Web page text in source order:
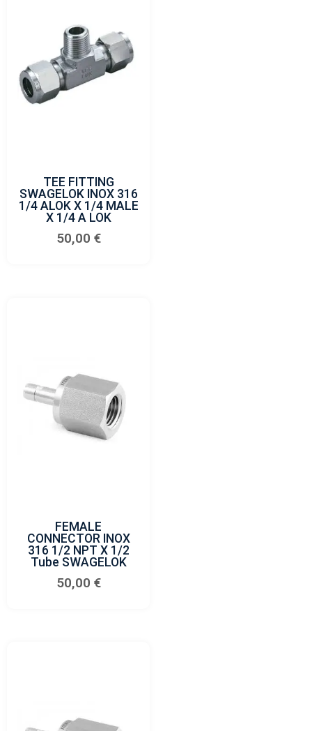
TEE FITTING
SWAGELOK INOX 316
1/4 ALOK X 1/4 MALE
X 1/4 A LOK
50,00 €
FEMALE
CONNECTOR INOX
316 1/2 NPT X 1/2
Tube SWAGELOK
50,00 €